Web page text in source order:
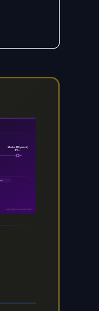
IPS…
Modes IDS passif,
ayinedjimi-consultants.fr